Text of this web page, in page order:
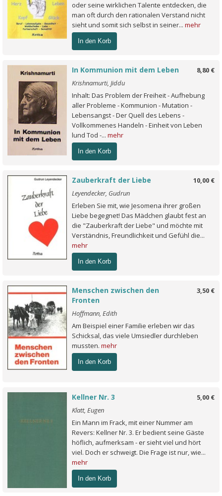
oder seine wirklichen Talente entdecken, die
man oft durch den rationalen Verstand nicht
sieht und somit sich selbst in seiner... mehr
In den Korb
8,80 €
In Kommunion mit dem Leben
Krishnamurti, Jiddu
Inhalt: Das Problem der Freiheit - Aufhebung
aller Probleme - Kommunion - Mutation -
Lebensangst - Der Quell des Lebens -
Vollkommenes Handeln - Einheit von Leben
lund Tod -... mehr
In den Korb
10,00 €
Zauberkraft der Liebe
Leyendecker, Gudrun
Erleben Sie mit, wie Jesomena ihrer großen
Liebe begegnet! Das Mädchen glaubt fest an
die "Zauberkraft der Liebe" und möchte mit
Verständnis, Freundlichkeit und Gefühl die...
mehr
In den Korb
3,50 €
Menschen zwischen den
Fronten
Hoffmann, Edith
Am Beispiel einer Familie erleben wir das
Schicksal, das viele Umsiedler durchleben
mussten. mehr
In den Korb
5,00 €
Kellner Nr. 3
Klatt, Eugen
Ein Mann im Frack, mit einer Nummer am
Revers: Kellner Nr. 3. Er bedient seine Gäste
höflich, aufmerksam - er sieht viel und hört
viel. Doch er schweigt. Die Frage ist nur, wie...
mehr
In den Korb